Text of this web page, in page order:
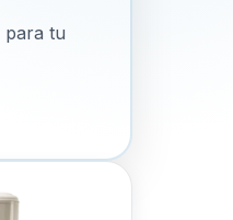
para tu